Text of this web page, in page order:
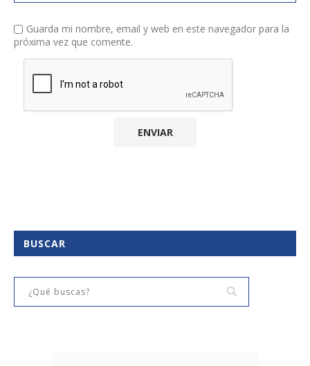
Guarda mi nombre, email y web en este navegador para la
próxima vez que comente.
BUSCAR